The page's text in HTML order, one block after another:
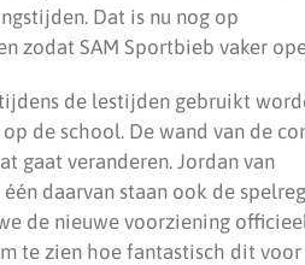
Dat is nu nog op
zodat SAM Sportbieb vaker
de lestijden gebruikt
de school. De wand van de
gaat veranderen. Jordan van
daarvan staan ook de
de nieuwe voorziening
te zien hoe fantastisch dit